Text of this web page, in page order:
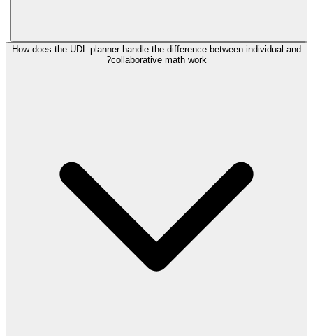
How does the UDL planner handle the difference between individual and
collaborative math work?